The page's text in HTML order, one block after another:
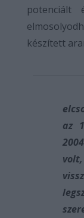
potenciált
készített
az